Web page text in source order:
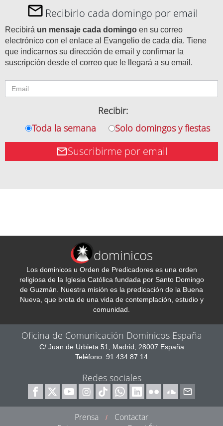
Recibirlo cada domingo por email
Recibirá un mensaje cada domingo en su correo
electrónico con el enlace al Evangelio de cada día. Tiene
que indicarnos su dirección de email y confirmar la
suscripción desde el correo que le llegará a su email.
Recibir:
Toda la semana
Solo domingos y fiestas
Suscribirme por email
dominicos
Los dominicos u Orden de Predicadores es una orden
religiosa de la Iglesia Católica fundada por Santo Domingo
de Guzmán. Nuestra misión es la predicación de la Buena
Nueva, que brota de una vida de contemplación, estudio y
comunidad.
Oficina de Comunicación Dominicos España
C/ Juan de Urbieta 51, Madrid, 28007 España
Teléfono: 91 434 87 14
Redes sociales
Prensa /
Contactar